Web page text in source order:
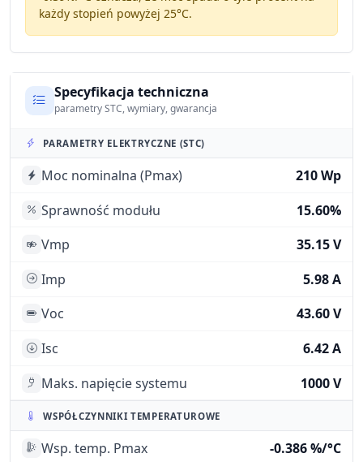
każdy stopień powyżej 25°C.
Specyfikacja techniczna
parametry STC, wymiary, gwarancja
PARAMETRY ELEKTRYCZNE (STC)
Moc nominalna (Pmax)
210 Wp
Sprawność modułu
15.60%
Vmp
35.15 V
Imp
5.98 A
Voc
43.60 V
Isc
6.42 A
Maks. napięcie systemu
1000 V
WSPÓŁCZYNNIKI TEMPERATUROWE
Wsp. temp. Pmax
-0.386 %/°C